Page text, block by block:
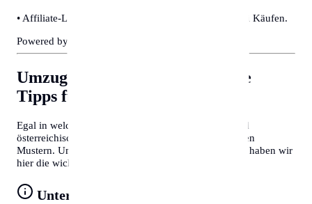
• Affiliate-Link: Wir erhalten eine kleine Provision bei Käufen.
Powered by Amazon 🛒
Umzug nach Rostock
Allgemeine
Tipps für Behördengänge
Egal in welcher Stadt Sie sich befinden, deutsche und
österreichische Behördenprozesse folgen oft ähnlichen
Mustern. Um Zeit zu sparen und Frust zu vermeiden, haben wir
hier die wichtigsten Tipps für Sie zusammengefasst:
Unterlagen vorbereiten